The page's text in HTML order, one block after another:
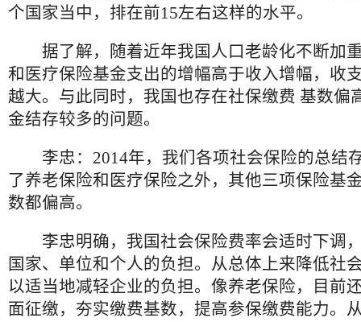
个国家当中，排在前15左右这样的水平。
据了解，随着近年我国人口老龄化不断加
和医疗保险基金支出的增幅高于收入增幅，收
越大。与此同时，我国也存在社保缴费 基数偏
金结存较多的问题。
李忠：2014年，我们各项社会保险的总结
了养老保险和医疗保险之外，其他三项保险基
数都偏高。
李忠明确，我国社会保险费率会适时下调
国家、单位和个人的负担。从总体上来降低社
以适当地减轻企业的负担。像养老保险，目前
面征缴，夯实缴费基数，提高参保缴费能力。